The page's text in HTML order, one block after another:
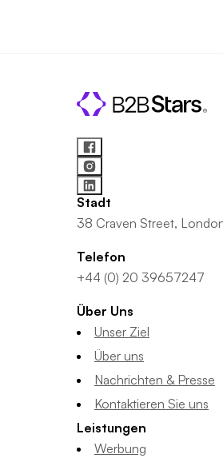
Stadt
38 Craven Street,
Telefon
+44 (0) 20 39657247
Über Uns
Unser Ziel
Über uns
Nachrichten & Presse
Kontaktieren Sie uns
Leistungen
Werbung